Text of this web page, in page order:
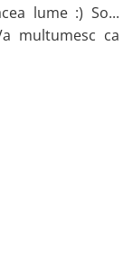
lume :) So...
multumesc ca